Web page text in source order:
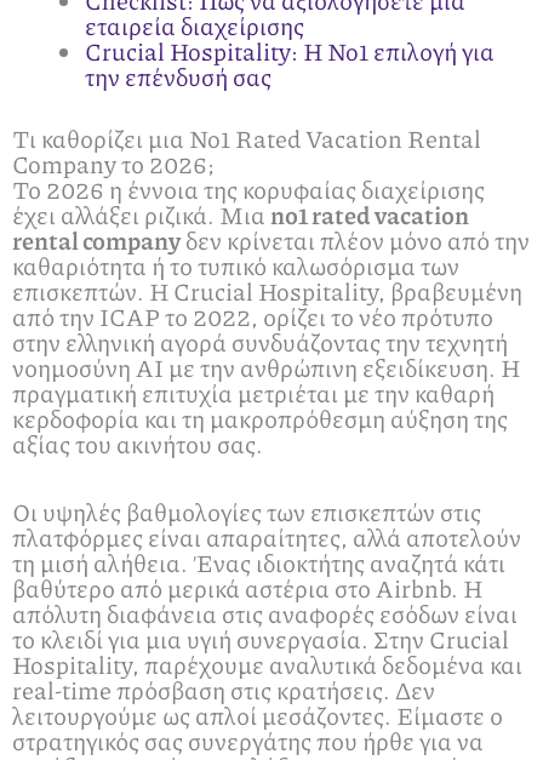
εταιρεία διαχείρισης
Crucial Hospitality: Η No1 επιλογή για
την επένδυσή σας
Τι καθορίζει μια No1 Rated Vacation Rental
Company το 2026;
Το 2026 η έννοια της κορυφαίας διαχείρισης
έχει αλλάξει ριζικά. Μιαno1 rated vacation
rental companyδεν κρίνεται πλέον μόνο από την
καθαριότητα ή το τυπικό καλωσόρισμα των
επισκεπτών. Η Crucial Hospitality, βραβευμένη
από την ICAP το 2022, ορίζει το νέο πρότυπο
στην ελληνική αγορά συνδυάζοντας την τεχνητή
νοημοσύνη AI με την ανθρώπινη εξειδίκευση. Η
πραγματική επιτυχία μετριέται με την καθαρή
κερδοφορία και τη μακροπρόθεσμη αύξηση της
αξίας του ακινήτου σας.
Οι υψηλές βαθμολογίες των επισκεπτών στις
πλατφόρμες είναι απαραίτητες, αλλά αποτελούν
τη μισή αλήθεια. Ένας ιδιοκτήτης αναζητά κάτι
βαθύτερο από μερικά αστέρια στο Airbnb. Η
απόλυτη διαφάνεια στις αναφορές εσόδων είναι
το κλειδί για μια υγιή συνεργασία. Στην Crucial
Hospitality, παρέχουμε αναλυτικά δεδομένα και
real-time πρόσβαση στις κρατήσεις. Δεν
λειτουργούμε ως απλοί μεσάζοντες. Είμαστε ο
στρατηγικός σας συνεργάτης που ήρθε για να